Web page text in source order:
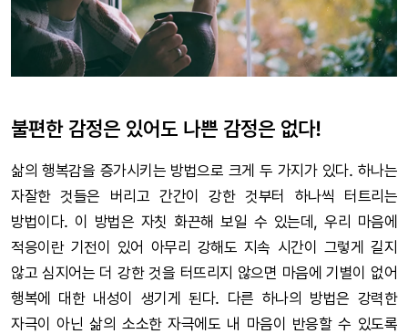
불편한 감정은 있어도 나쁜 감정은 없다!
삶의 행복감을 증가시키는 방법으로 크게 두 가지가 있다. 하나는
자잘한 것들은 버리고 간간이 강한 것부터 하나씩 터트리는
방법이다. 이 방법은 자칫 화끈해 보일 수 있는데, 우리 마음에
적응이란 기전이 있어 아무리 강해도 지속 시간이 그렇게 길지
않고 심지어는 더 강한 것을 터뜨리지 않으면 마음에 기별이 없어
행복에 대한 내성이 생기게 된다. 다른 하나의 방법은 강력한
자극이 아닌 삶의 소소한 자극에도 내 마음이 반응할 수 있도록